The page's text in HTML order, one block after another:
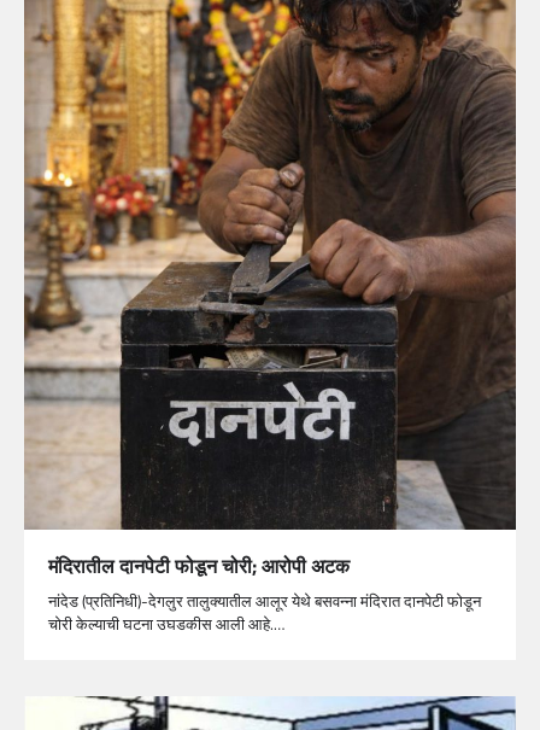
मंदिरातील दानपेटी फोडून चोरी; आरोपी अटक
नांदेड (प्रतिनिधी)-देगलुर तालुक्यातील आलूर येथे बसवन्ना मंदिरात दानपेटी फोडून
चोरी केल्याची घटना उघडकीस आली आहे.…